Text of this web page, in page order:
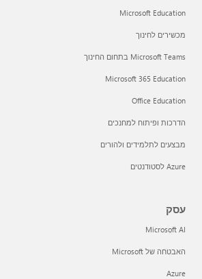
Microsoft Education
מכשירים לחינוך
Microsoft Teams בתחום החינוך
Microsoft 365 Education
Office Education
הדרכות ופיתוח למחנכים
מבצעים לתלמידים ולהורים
Azure לסטודנטים
עסק
Microsoft AI
האבטחה של Microsoft
Azure